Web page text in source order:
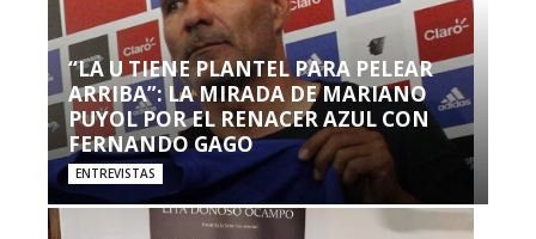
“LA U TIENE PLANTEL PARA PELEAR
ARRIBA”: LA MIRADA DE MARIANO
PUYOL POR EL RENACER AZUL CON
FERNANDO GAGO
ENTREVISTAS